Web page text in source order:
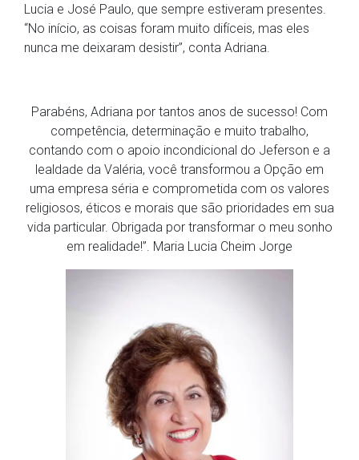
Lucia e José Paulo, que sempre estiveram presentes.
“No início, as coisas foram muito difíceis, mas eles
nunca me deixaram desistir”, conta Adriana.
Parabéns, Adriana por tantos anos de sucesso! Com
competência, determinação e muito trabalho,
contando com o apoio incondicional do Jeferson e a
lealdade da Valéria, você transformou a Opção em
uma empresa séria e comprometida com os valores
religiosos, éticos e morais que são prioridades em sua
vida particular. Obrigada por transformar o meu sonho
em realidade!”. Maria Lucia Cheim Jorge